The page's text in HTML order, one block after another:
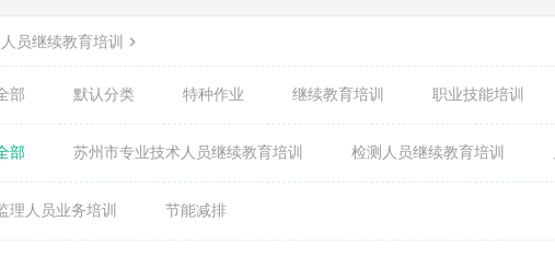
员继续教育培训
部 默认分类 特种作业 继续教育培训 职业技能培训
部 苏州市专业技术人员继续教育培训 检测人员继续教育培训
理人员业务培训 节能减排